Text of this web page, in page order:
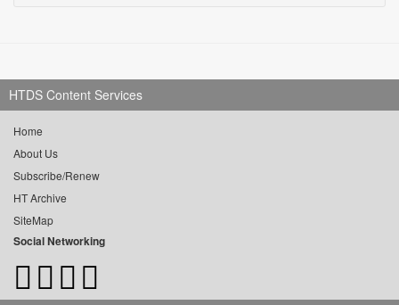
HTDS Content Services
Home
About Us
Subscribe/Renew
HT Archive
SiteMap
Social Networking